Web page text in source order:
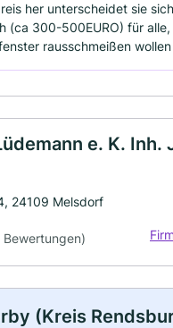
her unterscheidet sie
(ca 300-500EURO) für alle,
rausschmeißen wollen
e. K. Inh.
24109 Melsdorf
Bewertungen)
(Kreis